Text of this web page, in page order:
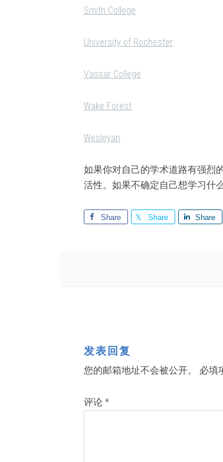
Smith College
University of Rochester
Vassar College
Wake Forest
Wesleyan
如果你对自己的学术道路有强烈
活性。如果不确定自己想学习什
Share Share Share
发表回复
您的邮箱地址不会被公开。 必填
评论 *